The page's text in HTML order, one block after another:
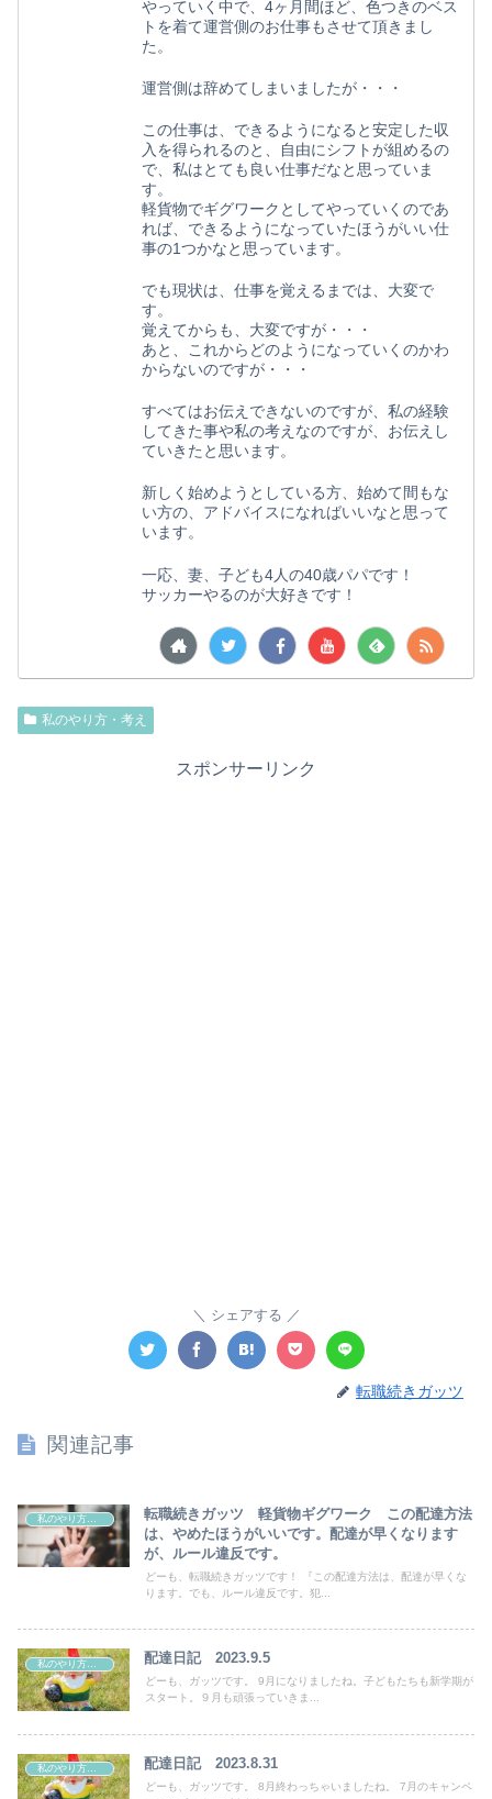
やっていく中で、4ヶ月間ほど、色つきのベス
トを着て運営側のお仕事もさせて頂きまし
た。
運営側は辞めてしまいましたが・・・
この仕事は、できるようになると安定した収
入を得られるのと、自由にシフトが組めるの
で、私はとても良い仕事だなと思っていま
す。
軽貨物でギグワークとしてやっていくのであ
れば、できるようになっていたほうがいい仕
事の1つかなと思っています。
でも現状は、仕事を覚えるまでは、大変で
す。
覚えてからも、大変ですが・・・
あと、これからどのようになっていくのかわ
からないのですが・・・
すべてはお伝えできないのですが、私の経験
してきた事や私の考えなのですが、お伝えし
ていきたと思います。
新しく始めようとしている方、始めて間もな
い方の、アドバイスになればいいなと思って
います。
一応、妻、子ども4人の40歳パパです！
サッカーやるのが大好きです！
私のやり方・考え
スポンサーリンク
シェアする
転職続きガッツ
関連記事
転職続きガッツ 軽貨物ギグワーク この配達方法
は、やめたほうがいいです。配達が早くなります
が、ルール違反です。
どーも、転職続きガッツです！ 『この配達方法は、配達が早くな
ります。でも、ルール違反です。犯...
配達日記 2023.9.5
どーも、ガッツです。 9月になりましたね。子どもたちも新学期が
スタート。９月も頑張っていきま...
私のやり方・考え 配達日記 2023.8.31
どーも、ガッツです。 8月終わっちゃいましたね。 7月のキャンペ